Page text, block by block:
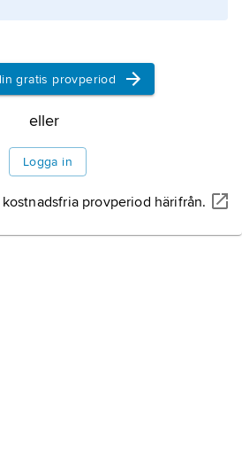
gratis provperiod
eller
Logga in
provperiod härifrån.